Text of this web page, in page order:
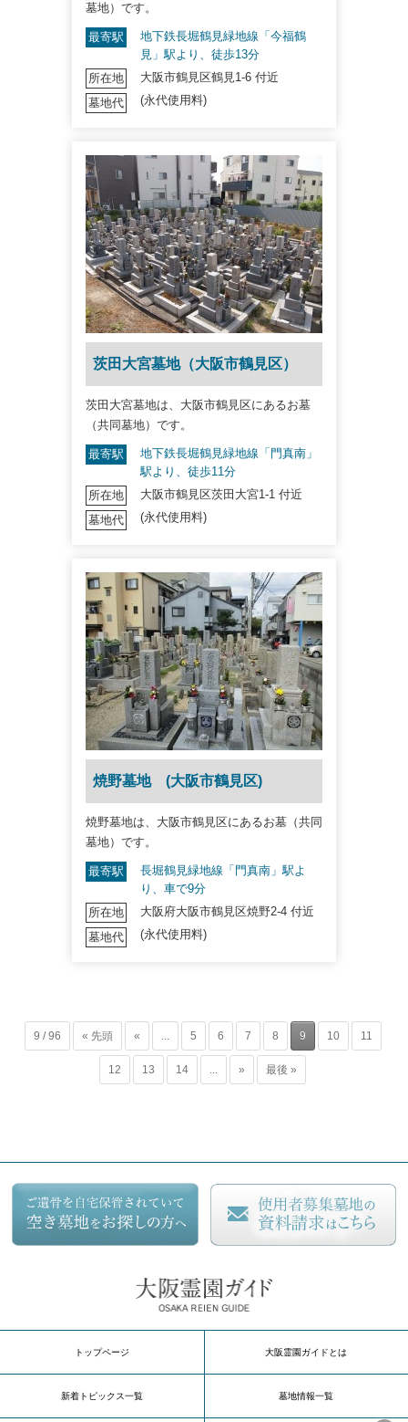
墓地）です。
最寄駅
地下鉄長堀鶴見緑地線「今福鶴
見」駅より、徒歩13分
所在地
大阪市鶴見区鶴見1-6 付近
墓地代
(永代使用料)
茨田大宮墓地（大阪市鶴見区）
茨田大宮墓地は、大阪市鶴見区にあるお墓
（共同墓地）です。
最寄駅
地下鉄長堀鶴見緑地線「門真南」
駅より、徒歩11分
所在地
大阪市鶴見区茨田大宮1-1 付近
墓地代
(永代使用料)
焼野墓地 (大阪市鶴見区)
焼野墓地は、大阪市鶴見区にあるお墓（共同
墓地）です。
最寄駅
長堀鶴見緑地線「門真南」駅よ
り、車で9分
所在地
大阪府大阪市鶴見区焼野2-4 付近
墓地代
(永代使用料)
9 / 96 « 先頭 « ... 5 6 7 8 9 10 11
12 13 14 ... » 最後 »
トップページ 大阪霊園ガイドとは
新着トピックス一覧 墓地情報一覧